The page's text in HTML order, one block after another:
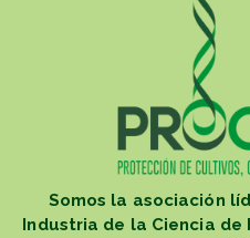
Somos la asociación
Industria de la Ciencia